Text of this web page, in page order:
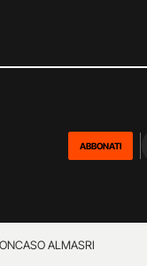
ABBONATI
CASO ALMASRI